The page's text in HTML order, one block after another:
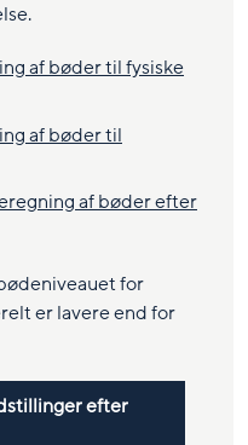
af bøder til fysiske
af bøder til
af bøder efter
for
er lavere end for
efter